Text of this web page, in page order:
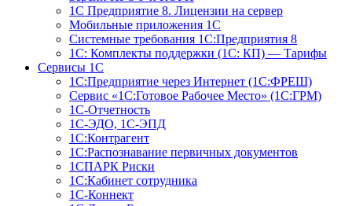
1С Предприятие 8. Лицензии на сервер
Мобильные приложения 1С
Системные требования 1С:Предприятия 8
1С: Комплекты поддержки (1С: КП) — Тарифы
Сервисы 1С
1С:Предприятие через Интернет (1С:ФРЕШ)
Сервис «1С:Готовое Рабочее Место» (1С:ГРМ)
1С-Отчетность
1С-ЭДО, 1С-ЭПД
1С:Контрагент
1С:Распознавание первичных документов
1СПАРК Риски
1С:Кабинет сотрудника
1С-Коннект